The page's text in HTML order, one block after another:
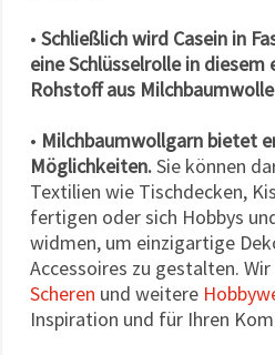
• Schließlich wird Casein in
eine Schlüsselrolle in
Rohstoff aus
• Milchbaumwollgarn bietet
Möglichkeiten.Sie können
Textilien wie Tischdecken,
fertigen oder sich Hobbys
widmen, um einzigartige
Accessoires zu gestalten.
Scheren und weitere
Inspiration und für Ihren